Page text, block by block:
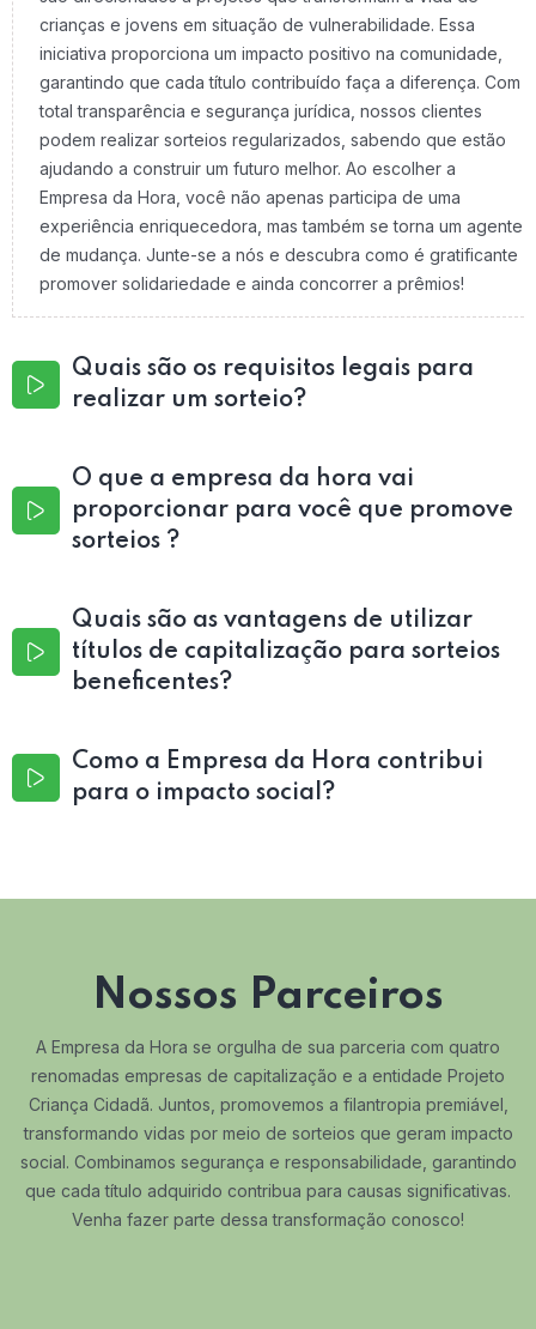
crianças e jovens em situação de vulnerabilidade. Essa
iniciativa proporciona um impacto positivo na comunidade,
garantindo que cada título contribuído faça a diferença. Com
total transparência e segurança jurídica, nossos clientes
podem realizar sorteios regularizados, sabendo que estão
ajudando a construir um futuro melhor. Ao escolher a
Empresa da Hora, você não apenas participa de uma
experiência enriquecedora, mas também se torna um agente
de mudança. Junte-se a nós e descubra como é gratificante
promover solidariedade e ainda concorrer a prêmios!
Quais são os requisitos legais para
realizar um sorteio?
O que a empresa da hora vai
proporcionar para você que promove
sorteios ?
Quais são as vantagens de utilizar
títulos de capitalização para sorteios
beneficentes?
Como a Empresa da Hora contribui
para o impacto social?
Nossos Parceiros
A Empresa da Hora se orgulha de sua parceria com quatro
renomadas empresas de capitalização e a entidade Projeto
Criança Cidadã. Juntos, promovemos a filantropia premiável,
transformando vidas por meio de sorteios que geram impacto
social. Combinamos segurança e responsabilidade, garantindo
que cada título adquirido contribua para causas significativas.
Venha fazer parte dessa transformação conosco!